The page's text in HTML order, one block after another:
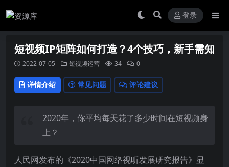
登录
短视频IP矩阵如何打造？4个技巧，新手需知
2022-07-05 短视频运营 34 0
详情介绍 常见问题 评论建议
2020年，你平均每天花了多少时间在短视频身
上？
人民网发布的《2020中国网络视听发展研究报告》显